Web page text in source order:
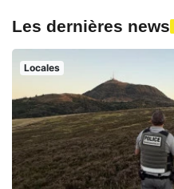
Les dernières news
Locales